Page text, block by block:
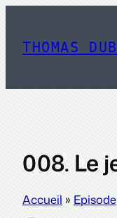
contenu
THOMAS
008. Le
Accueil » Episode